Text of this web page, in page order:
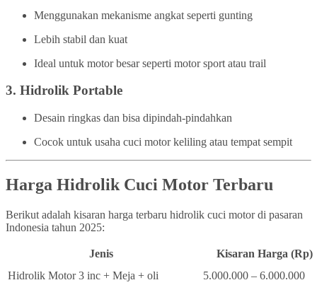
Menggunakan mekanisme angkat seperti gunting
Lebih stabil dan kuat
Ideal untuk motor besar seperti motor sport atau trail
3. Hidrolik Portable
Desain ringkas dan bisa dipindah-pindahkan
Cocok untuk usaha cuci motor keliling atau tempat sempit
Harga Hidrolik Cuci Motor Terbaru
Berikut adalah kisaran harga terbaru hidrolik cuci motor di pasaran
Indonesia tahun 2025:
Jenis
Kisaran Harga (Rp)
Hidrolik Motor 3 inc + Meja + oli
5.000.000 – 6.000.000